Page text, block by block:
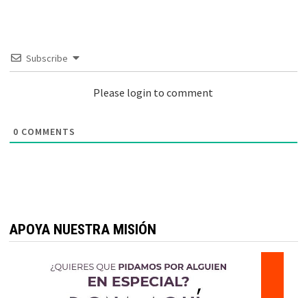
Subscribe
Please login to comment
0 COMMENTS
APOYA NUESTRA MISIÓN